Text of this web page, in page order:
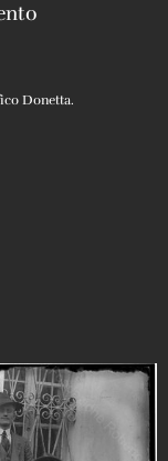
Donetta.